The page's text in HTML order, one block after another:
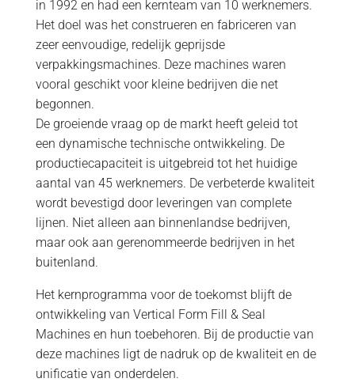
in 1992 en had een kernteam van 10 werknemers.
Het doel was het construeren en fabriceren van
zeer eenvoudige, redelijk geprijsde
verpakkingsmachines. Deze machines waren
vooral geschikt voor kleine bedrijven die net
begonnen.
De groeiende vraag op de markt heeft geleid tot
een dynamische technische ontwikkeling. De
productiecapaciteit is uitgebreid tot het huidige
aantal van 45 werknemers. De verbeterde kwaliteit
wordt bevestigd door leveringen van complete
lijnen. Niet alleen aan binnenlandse bedrijven,
maar ook aan gerenommeerde bedrijven in het
buitenland.
Het kernprogramma voor de toekomst blijft de
ontwikkeling van Vertical Form Fill & Seal
Machines en hun toebehoren. Bij de productie van
deze machines ligt de nadruk op de kwaliteit en de
unificatie van onderdelen.